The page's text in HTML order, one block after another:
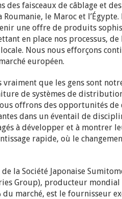
faisceaux de câblage et des
le Maroc et
une offre de produits
en place nos processus, de
Nous nous efforçons
européen.
vraiment que les gens sont
de systèmes de
offrons des opportunités de
dans un éventail de
à développer et à montrer
rapide, où le
la Société Japonaise
Group), producteur mondial
marché, est le fournisseur